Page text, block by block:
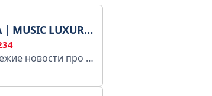
LUXURY
Самые свежие новости про твоих кумиров уже тут